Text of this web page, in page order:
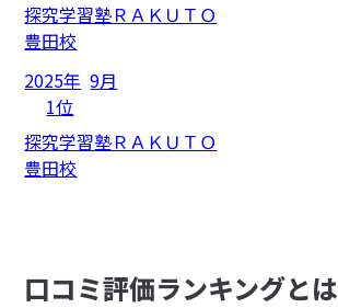
探究学習塾ＲＡＫＵＴＯ
豊田校
2025年 9月
1位
探究学習塾ＲＡＫＵＴＯ
豊田校
⼝コミ評価ランキングとは